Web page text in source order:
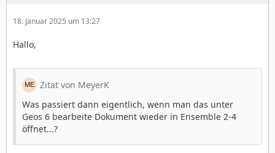
18. Januar 2025 um 13:27
Hallo,
Zitat von MeyerK
Was passiert dann eigentlich, wenn man das unter
Geos 6 bearbeite Dokument wieder in Ensemble 2-4
öffnet...?